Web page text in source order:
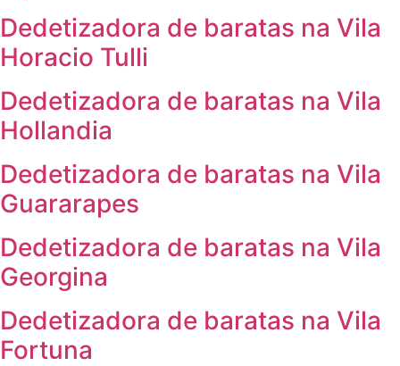
Dedetizadora de baratas na Vila
Horacio Tulli
Dedetizadora de baratas na Vila
Hollandia
Dedetizadora de baratas na Vila
Guararapes
Dedetizadora de baratas na Vila
Georgina
Dedetizadora de baratas na Vila
Fortuna